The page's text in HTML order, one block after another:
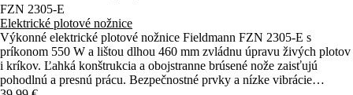
FZN 2305-E
Elektrické plotové nožnice
Výkonné elektrické plotové nožnice Fieldmann FZN 2305-E s
príkonom 550 W a lištou dlhou 460 mm zvládnu úpravu živých plotov
i kríkov. Ľahká konštrukcia a obojstranne brúsené nože zaisťujú
pohodlnú a presnú prácu. Bezpečnostné prvky a nízke vibrácie